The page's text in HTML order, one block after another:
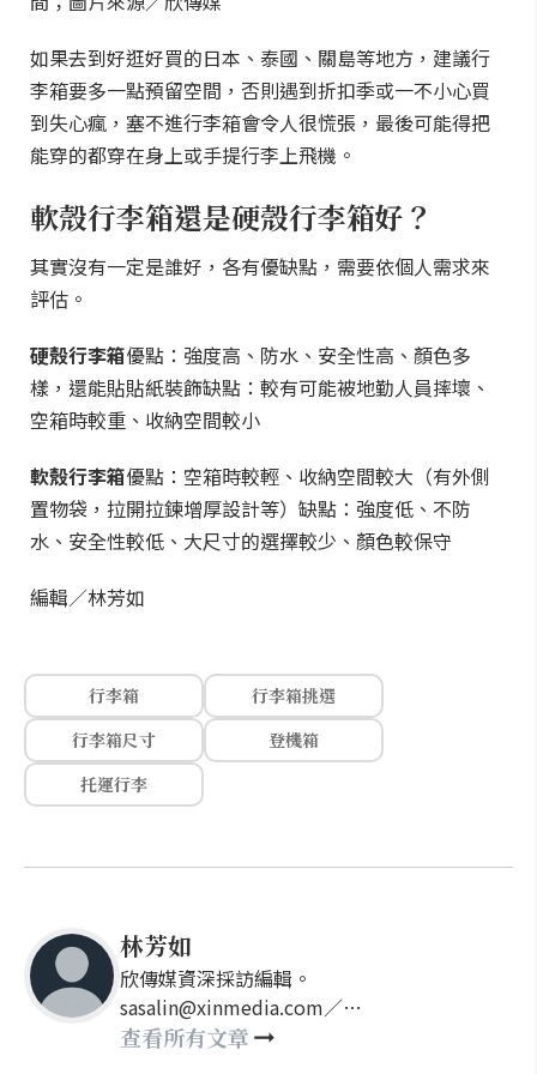
如果去到好逛好買的日本、泰國、關島等地方，建議行
李箱要多一點預留空間，否則遇到折扣季或一不小心買
到失心瘋，塞不進行李箱會令人很慌張，最後可能得把
能穿的都穿在身上或手提行李上飛機。
軟殼行李箱還是硬殼行李箱好？
其實沒有一定是誰好，各有優缺點，需要依個人需求來
評估。
硬殼行李箱優點：強度高、防水、安全性高、顏色多
樣，還能貼貼紙裝飾缺點：較有可能被地勤人員摔壞、
空箱時較重、收納空間較小
軟殼行李箱優點：空箱時較輕、收納空間較大（有外側
置物袋，拉開拉鍊增厚設計等） 缺點：強度低、不防
水、安全性較低、大尺寸的選擇較少、顏色較保守
編輯／林芳如
行李箱
行李箱挑選
行李箱尺寸
登機箱
托運行李
林芳如
欣傳媒資深採訪編輯。
sasalin@xinmedia.com／
happy21917@gmail.com
查看所有文章